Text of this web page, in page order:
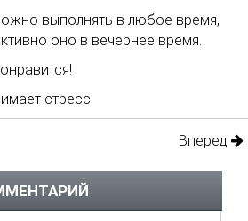
выполнять в любое время,
оно в вечернее время.
Вперед